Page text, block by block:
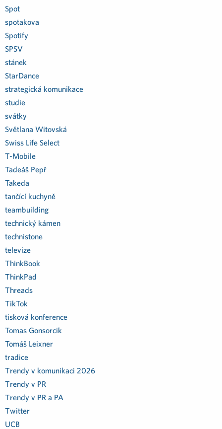
Spot
spotakova
Spotify
SPSV
stánek
StarDance
strategická komunikace
studie
svátky
Světlana Witovská
Swiss Life Select
T-Mobile
Tadeáš Pepř
Takeda
tančící kuchyně
teambuilding
technický kámen
technistone
televize
ThinkBook
ThinkPad
Threads
TikTok
tisková konference
Tomas Gonsorcik
Tomáš Leixner
tradice
Trendy v komunikaci 2026
Trendy v PR
Trendy v PR a PA
Twitter
UCB